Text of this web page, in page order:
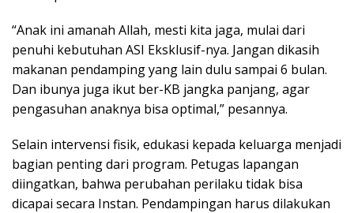
“Anak ini amanah Allah, mesti kita jaga, mulai dari
penuhi kebutuhan ASI Eksklusif-nya. Jangan dikasih
makanan pendamping yang lain dulu sampai 6 bulan.
Dan ibunya juga ikut ber-KB jangka panjang, agar
pengasuhan anaknya bisa optimal,” pesannya.
Selain intervensi fisik, edukasi kepada keluarga menjadi
bagian penting dari program. Petugas lapangan
diingatkan, bahwa perubahan perilaku tidak bisa
dicapai secara Instan. Pendampingan harus dilakukan